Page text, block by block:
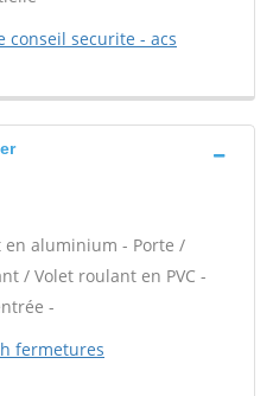
conseil securite - acs
aluminium - Porte /
/ Volet roulant en PVC -
-
fermetures